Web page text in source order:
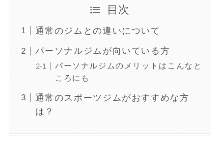
目次
通常のジムとの違いについて
パーソナルジムが向いている方
パーソナルジムのメリットはこんなと
ころにも
通常のスポーツジムがおすすめな方
は？